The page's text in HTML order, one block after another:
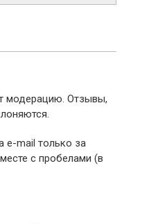
модерацию. Отзывы,
e-mail только за
с пробелами (в